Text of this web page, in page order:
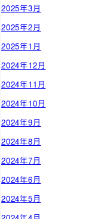
2025年3月
2025年2月
2025年1月
2024年12月
2024年11月
2024年10月
2024年9月
2024年8月
2024年7月
2024年6月
2024年5月